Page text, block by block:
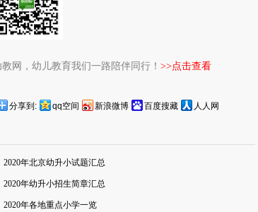
网，幼儿教育我们一路陪伴同行！ >>点击查看
分享到: qq空间 新浪微博 百度搜藏 人人网
2020年北京幼升小试题汇总
2020年幼升小招生简章汇总
2020年各地重点小学一览